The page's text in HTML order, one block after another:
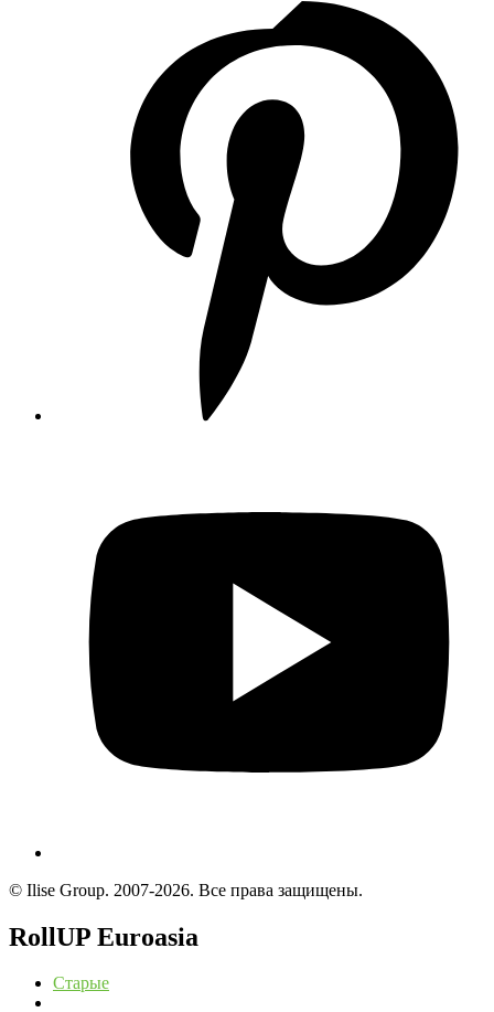
© Ilise Group. 2007-2026. Все права защищены.
RollUP Euroasia
Старые